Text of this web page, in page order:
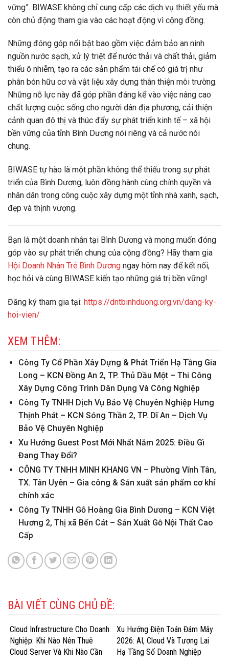
vững”. BIWASE không chỉ cung cấp các dịch vụ thiết yếu mà
còn chủ động tham gia vào các hoạt động vì cộng đồng.
Những đóng góp nổi bật bao gồm việc đảm bảo an ninh
nguồn nước sạch, xử lý triệt để nước thải và chất thải, giảm
thiểu ô nhiễm, tạo ra các sản phẩm tái chế có giá trị như
phân bón hữu cơ và vật liệu xây dựng thân thiện môi trường.
Những nỗ lực này đã góp phần đáng kể vào việc nâng cao
chất lượng cuộc sống cho người dân địa phương, cải thiện
cảnh quan đô thị và thúc đẩy sự phát triển kinh tế – xã hội
bền vững của tỉnh Bình Dương nói riêng và cả nước nói
chung.
BIWASE tự hào là một phần không thể thiếu trong sự phát
triển của Bình Dương, luôn đồng hành cùng chính quyền và
nhân dân trong công cuộc xây dựng một tỉnh nhà xanh, sạch,
đẹp và thịnh vượng.
Bạn là một doanh nhân tại Bình Dương và mong muốn đóng
góp vào sự phát triển chung của cộng đồng? Hãy tham gia
Hội Doanh Nhân Trẻ Bình Dương ngay hôm nay để kết nối,
học hỏi và cùng BIWASE kiến tạo những giá trị bền vững!
Đăng ký tham gia tại: https://dntbinhduong.org.vn/dang-ky-
hoi-vien/
XEM THÊM:
Công Ty Cổ Phần Xây Dựng & Phát Triển Hạ Tầng Gia
Long – KCN Đồng An 2, TP. Thủ Dầu Một – Thi Công
Xây Dựng Công Trình Dân Dụng Và Công Nghiệp
Công Ty TNHH Dịch Vụ Bảo Vệ Chuyên Nghiệp Hưng
Thịnh Phát – KCN Sóng Thần 2, TP. Dĩ An – Dịch Vụ
Bảo Vệ Chuyên Nghiệp
Xu Hướng Guest Post Mới Nhất Năm 2025: Điều Gì
Đang Thay Đổi?
CÔNG TY TNHH MINH KHANG VN – Phường Vĩnh Tân,
TX. Tân Uyên – Gia công & Sản xuất sản phẩm cơ khí
chính xác
Công Ty TNHH Gỗ Hoàng Gia Bình Dương – KCN Việt
Hương 2, Thị xã Bến Cát – Sản Xuất Gỗ Nội Thất Cao
Cấp
BÀI VIẾT CÙNG CHỦ ĐỀ:
Cloud Infrastructure Cho Doanh
Nghiệp: Khi Nào Nên Thuê
Cloud Server Và Khi Nào Cần
Xu Hướng Điện Toán Đám Mây
2026: AI, Cloud Và Tương Lai
Hạ Tầng Số Doanh Nghiệp